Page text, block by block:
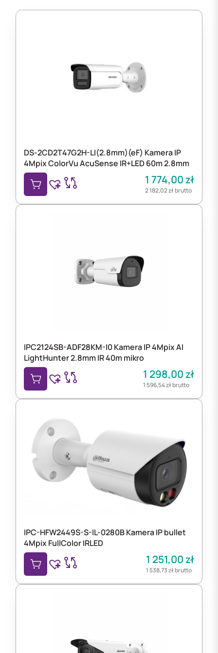
DS-2CD2T47G2H-LI(2.8mm)(eF) Kamera IP
4Mpix ColorVu AcuSense IR+LED 60m 2.8mm
1 774,00zł
2 182,02złbrutto
IPC2124SB-ADF28KM-I0 Kamera IP 4Mpix AI
LightHunter 2.8mm IR 40m mikro
1 298,00zł
1 596,54złbrutto
IPC-HFW2449S-S-IL-0280B Kamera IP bullet
4Mpix FullColor IRLED
1 251,00zł
1 538,73złbrutto